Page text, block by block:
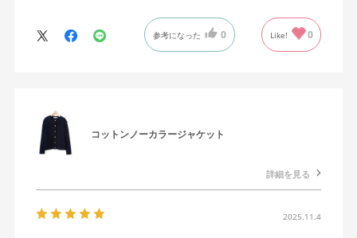
参考になった 0 Like! 0
コットンノーカラージャケット
詳細を見る
2025.11.4